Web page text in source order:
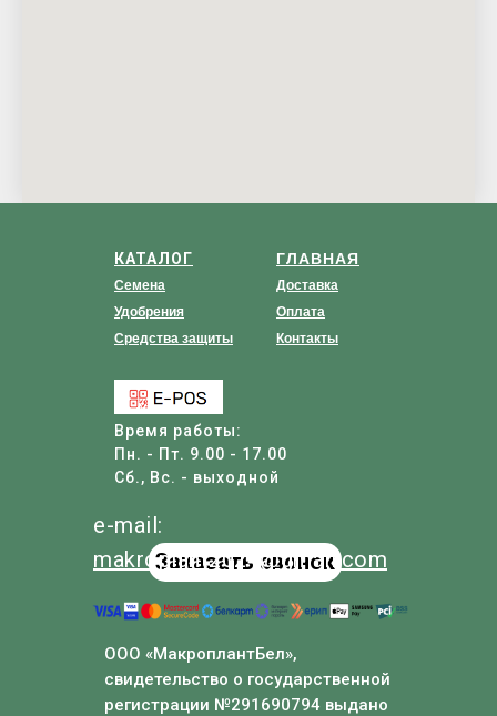
ГЛАВНАЯ
Доставка
Оплата
Контакты
Время работы:
Пн. - Пт. 9.00 - 17.00
Сб., Вс. - выходной
КАТАЛОГ
Семена
Удобрения
Средства защиты
ООО «МакроплантБел»,
свидетельство о государственной
регистрации №291690794 выдано
Заказать звонок
e-mail:
makroplant2024 @gmail .com